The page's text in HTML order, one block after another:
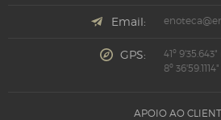
Email:
GPS:
41º 9'35.643"
8º
APOIO AO